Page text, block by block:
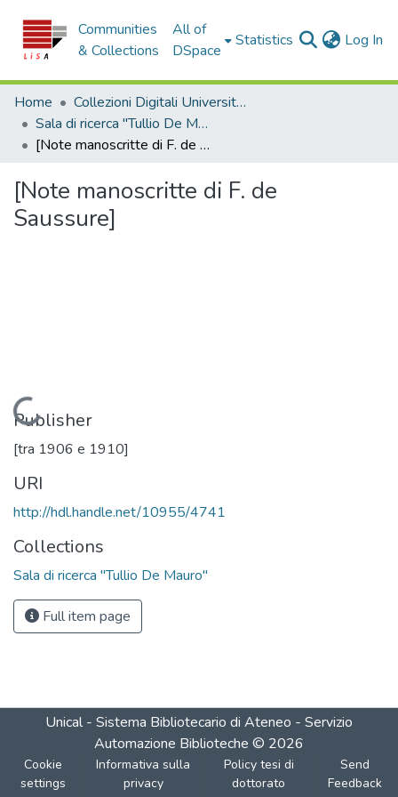
Communities
& Collections
All of
DSpace
Statistics Log In
Home
Collezioni Digitali Università della Calabria
Sala di ricerca "Tullio De Mauro"
[Note manoscritte di F. de Saussure]
[Note manoscritte di F. de
Saussure]
Loading...
Publisher
[tra 1906 e 1910]
URI
http://hdl.handle.net/10955/4741
Collections
Sala di ricerca "Tullio De Mauro"
Full item page
Unical - Sistema Bibliotecario di Ateneo - Servizio
Automazione Biblioteche © 2026
Cookie
settings
Informativa sulla
privacy
Policy tesi di
dottorato
Send
Feedback